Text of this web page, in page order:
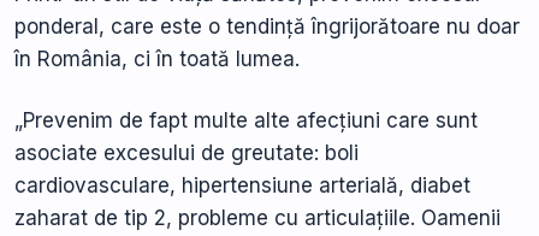
ponderal, care este o tendință îngrijorătoare nu doar
în România, ci în toată lumea.
„Prevenim de fapt multe alte afecțiuni care sunt
asociate excesului de greutate: boli
cardiovasculare, hipertensiune arterială, diabet
zaharat de tip 2, probleme cu articulațiile. Oamenii